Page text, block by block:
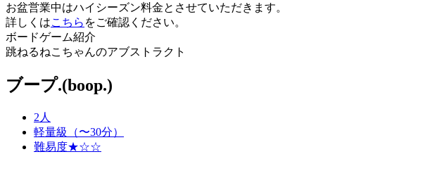
お盆営業中はハイシーズン料金とさせていただきます。
詳しくはこちら をご確認ください。
ボードゲーム紹介
跳ねるねこちゃんのアブストラクト
ブープ.(boop.)
2人
軽量級（〜30分）
難易度★☆☆